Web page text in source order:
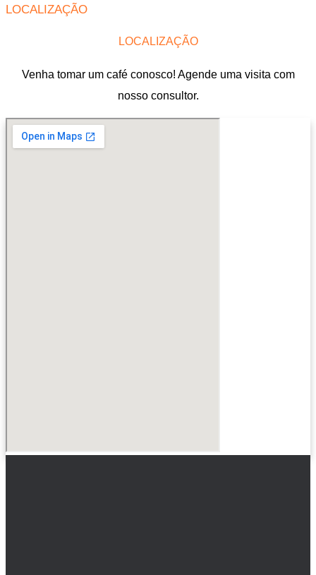
LOCALIZAÇÃO
LOCALIZAÇÃO
Venha tomar um café conosco! Agende uma visita com
nosso consultor.